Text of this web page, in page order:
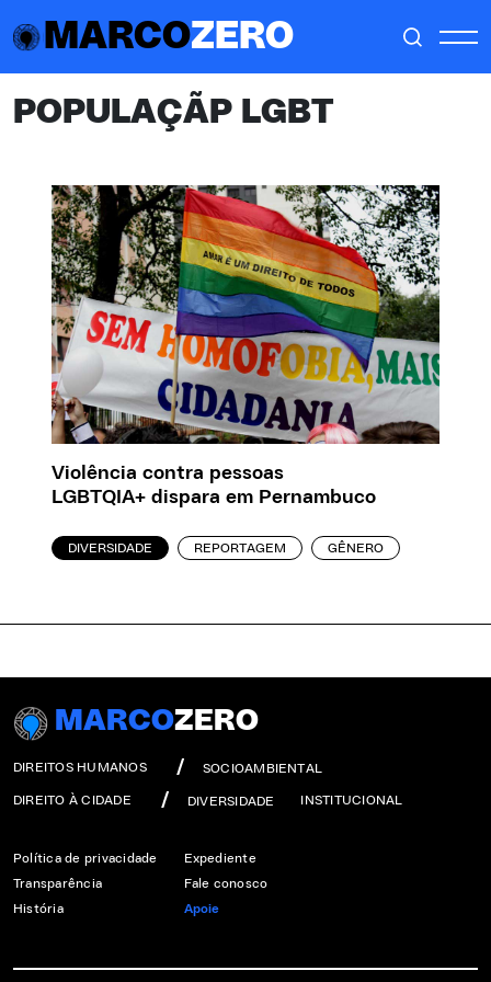
MARCOZERO
POPULAÇÃP LGBT
Violência contra pessoas
LGBTQIA+ dispara em Pernambuco
DIVERSIDADE REPORTAGEM GÊNERO
MARCOZERO
DIREITOS HUMANOS SOCIOAMBIENTAL
DIREITO À CIDADE DIVERSIDADE INSTITUCIONAL
Política de privacidade
Transparência
História
Expediente
Fale conosco
Apoie